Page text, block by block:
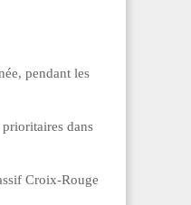
pendant les
dans
Croix-Rouge